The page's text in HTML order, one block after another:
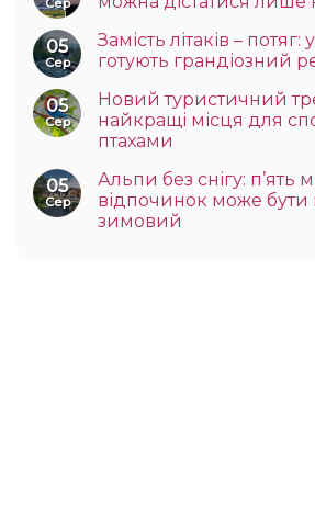
05
Сер
Замість літаків – потяг:
готують грандіозний
05
Сер
Новий туристичний
найкращі місця для
птахами
05
Сер
Альпи без снігу: п’ять
відпочинок може
зимовий